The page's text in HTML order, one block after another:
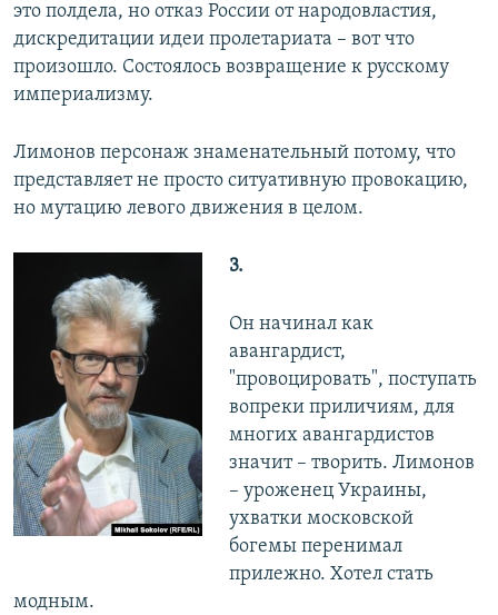
это полдела, но отказ России от народовластия,
дискредитации идеи пролетариата – вот что
произошло. Состоялось возвращение к русскому
империализму.
Лимонов персонаж знаменательный потому, что
представляет не просто ситуативную провокацию,
но мутацию левого движения в целом.
3.
Он начинал как
авангардист,
"провоцировать", поступать
вопреки приличиям, для
многих авангардистов
значит – творить. Лимонов
– уроженец Украины,
ухватки московской
богемы перенимал
прилежно. Хотел стать
модным.